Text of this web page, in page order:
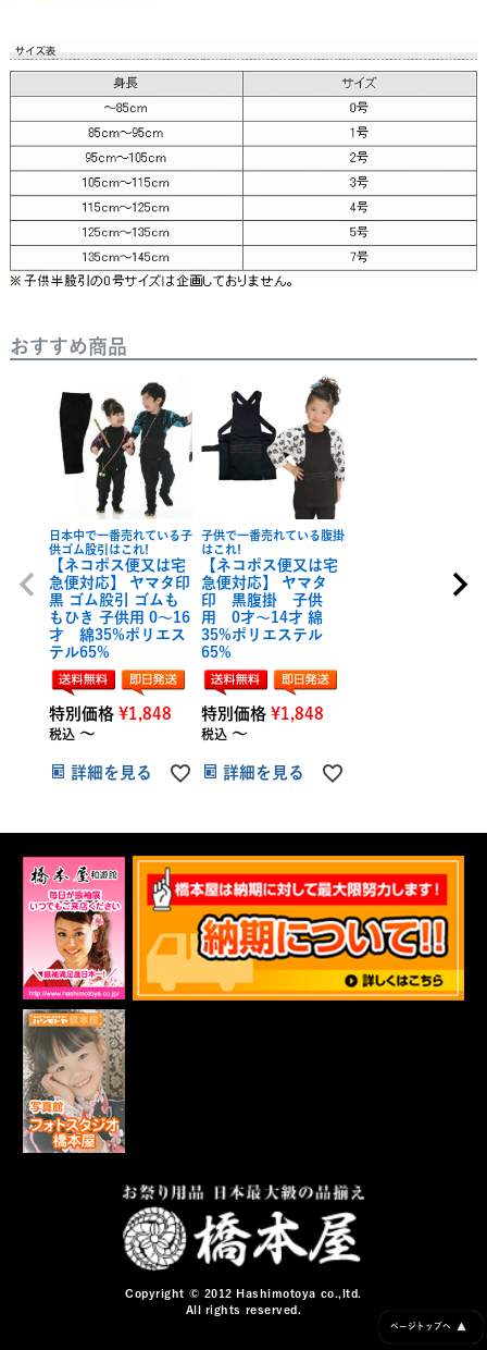
おすすめ商品
日本中で一番売れている子
供ゴム股引はこれ!
【ネコポス便又は宅
急便対応】 ヤマタ印
黒 ゴム股引 ゴムも
もひき 子供用 0～16
才 綿35%ポリエス
テル65%
特別価格 ¥1,848
税込 〜
詳細を見る
子供で一番売れている腹掛
はこれ!
【ネコポス便又は宅
急便対応】 ヤマタ
印 黒腹掛 子供
用 0才～14才 綿
35%ポリエステル
65%
特別価格 ¥1,848
税込 〜
詳細を見る
ページトップへ ▲
Copyright © 2012 Hashimotoya co.,ltd.
All rights reserved.